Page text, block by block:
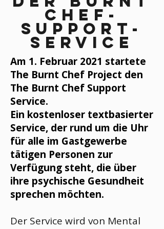
Chef-
Support-
Service
Am 1. Februar 2021 startete
The Burnt Chef Project den
The Burnt Chef Support
Service.
Ein kostenloser textbasierter
Service, der rund um die Uhr
für alle im Gastgewerbe
tätigen Personen zur
Verfügung steht, die über
ihre psychische Gesundheit
sprechen möchten.
Der Service wird von Mental